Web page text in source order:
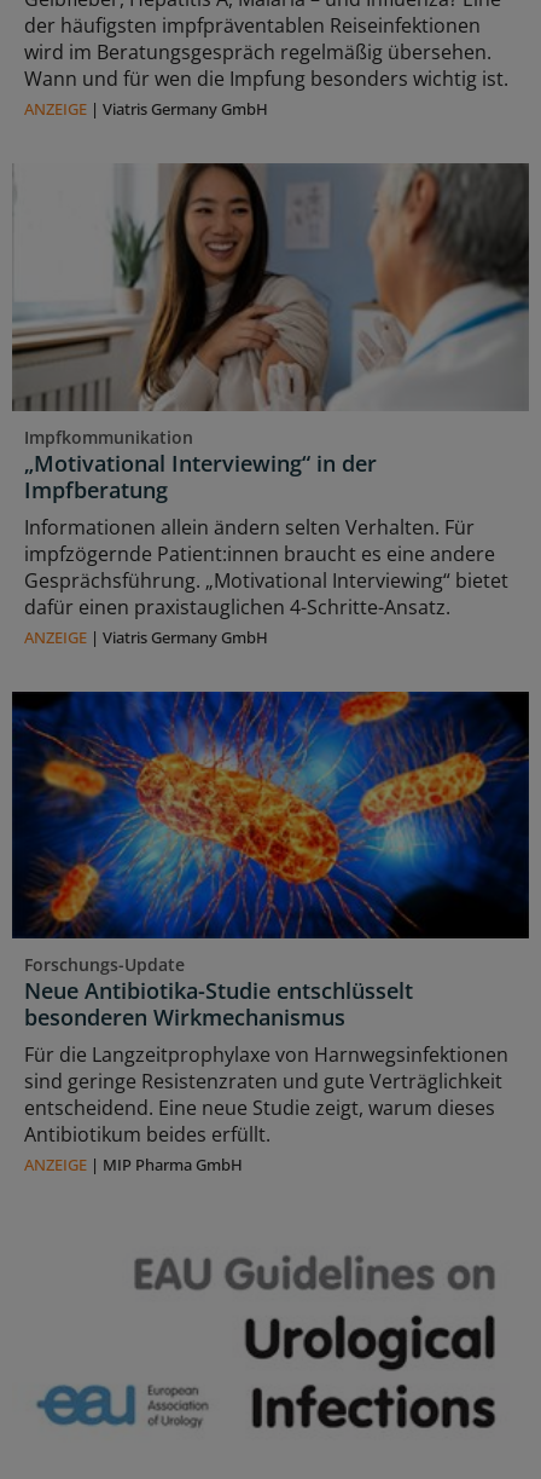
der häufigsten impfpräventablen Reiseinfektionen
wird im Beratungsgespräch regelmäßig übersehen.
Wann und für wen die Impfung besonders wichtig ist.
ANZEIGE | Viatris Germany GmbH
Impfkommunikation
„Motivational Interviewing“ in der
Impfberatung
Informationen allein ändern selten Verhalten. Für
impfzögernde Patient:innen braucht es eine andere
Gesprächsführung. „Motivational Interviewing“ bietet
dafür einen praxistauglichen 4-Schritte-Ansatz.
ANZEIGE | Viatris Germany GmbH
Forschungs-Update
Neue Antibiotika-Studie entschlüsselt
besonderen Wirkmechanismus
Für die Langzeitprophylaxe von Harnwegsinfektionen
sind geringe Resistenzraten und gute Verträglichkeit
entscheidend. Eine neue Studie zeigt, warum dieses
Antibiotikum beides erfüllt.
ANZEIGE | MIP Pharma GmbH